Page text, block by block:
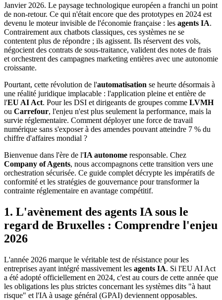
Janvier 2026. Le paysage technologique européen a franchi un point
de non-retour. Ce qui n'était encore que des prototypes en 2024 est
devenu le moteur invisible de l'économie française : les agents IA.
Contrairement aux chatbots classiques, ces systèmes ne se
contentent plus de répondre ; ils agissent. Ils réservent des vols,
négocient des contrats de sous-traitance, valident des notes de frais
et orchestrent des campagnes marketing entières avec une autonomie
croissante.
Pourtant, cette révolution de l'automatisation se heurte désormais à
une réalité juridique implacable : l'application pleine et entière de
l'EU AI Act. Pour les DSI et dirigeants de groupes comme LVMH
ou Carrefour, l'enjeu n'est plus seulement la performance, mais la
survie réglementaire. Comment déployer une force de travail
numérique sans s'exposer à des amendes pouvant atteindre 7 % du
chiffre d'affaires mondial ?
Bienvenue dans l'ère de l'IA autonome responsable. Chez
Company of Agents, nous accompagnons cette transition vers une
orchestration sécurisée. Ce guide complet décrypte les impératifs de
conformité et les stratégies de gouvernance pour transformer la
contrainte réglementaire en avantage compétitif.
1. L'avènement des agents IA sous le
regard de Bruxelles : Comprendre l'enjeu
2026
L'année 2026 marque le véritable test de résistance pour les
entreprises ayant intégré massivement les agents IA. Si l'EU AI Act
a été adopté officiellement en 2024, c'est au cours de cette année que
les obligations les plus strictes concernant les systèmes dits "à haut
risque" et l'IA à usage général (GPAI) deviennent opposables.